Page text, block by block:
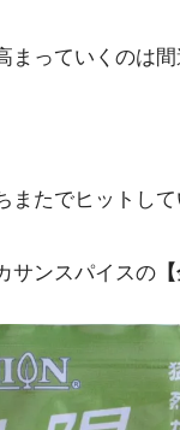
まっていくのは
またでヒットし
サンスパイスの